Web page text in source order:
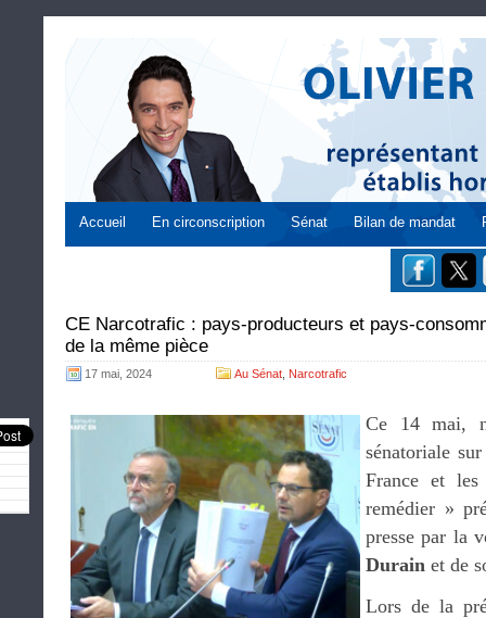
Accueil En circonscription Sénat Bilan de mandat
CE Narcotrafic : pays-producteurs et pays-
de la même pièce
17 mai, 2024 Au Sénat Narcotrafic
Ce 14 mai,
sénatoriale
France et
remédier »
presse par la
Durain et de
Lors de la